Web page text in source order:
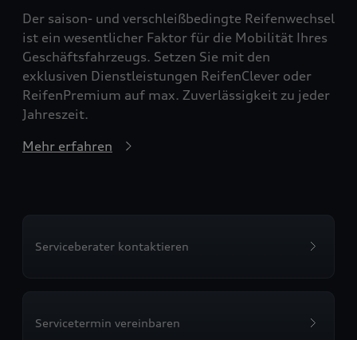
Der saison- und verschleißbedingte Reifenwechsel
ist ein wesentlicher Faktor für die Mobilität Ihres
Geschäftsfahrzeugs. Setzen Sie mit den
exklusiven Dienstleistungen ReifenClever oder
ReifenPremium auf max. Zuverlässigkeit zu jeder
Jahreszeit.
Mehr erfahren
Serviceberater kontaktieren
Servicetermin vereinbaren